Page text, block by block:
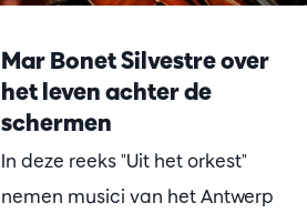
Mar Bonet Silvestre over
het leven achter de
schermen
In deze reeks "Uit het orkest"
nemen musici van het Antwerp